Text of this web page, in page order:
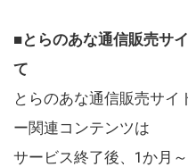
■とらのあな通信販売サ
て
とらのあな通信販売サイ
ー関連コンテンツは
サービス終了後、1か月